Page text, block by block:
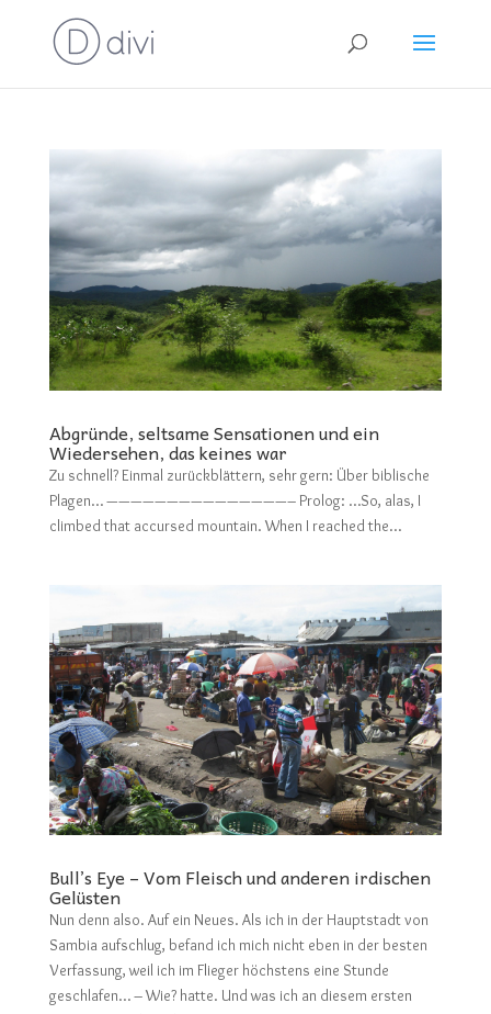
Abgründe, seltsame Sensationen und ein
Wiedersehen, das keines war
Zu schnell? Einmal zurückblättern, sehr gern: Über biblische
Plagen… ———————————————– Prolog: …So, alas, I
climbed that accursed mountain. When I reached the...
Bull’s Eye – Vom Fleisch und anderen irdischen
Gelüsten
Nun denn also. Auf ein Neues. Als ich in der Hauptstadt von
Sambia aufschlug, befand ich mich nicht eben in der besten
Verfassung, weil ich im Flieger höchstens eine Stunde
geschlafen… – Wie? hatte. Und was ich an diesem ersten